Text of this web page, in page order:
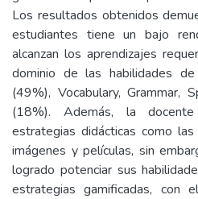
Los resultados obtenidos
estudiantes tiene un bajo
alcanzan los aprendizajes
dominio de las habilidades
(49%), Vocabulary, Grammar,
(18%). Además, la
estrategias didácticas como las
imágenes y películas, sin
logrado potenciar sus
estrategias gamificadas, con